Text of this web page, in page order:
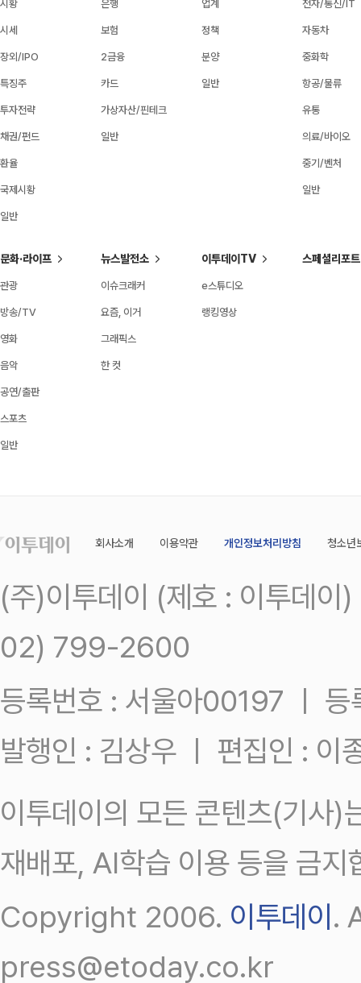
시황
시세
장외/IPO
특징주
투자전략
채권/펀드
환율
국제시황
일반
은행
보험
2금융
카드
가상자산/핀테크
일반
업계
정책
분양
일반
전자/통신/IT
자동차
중화학
항공/물류
유통
의료/바이오
중기/벤처
일반
문화·라이프
관광
방송/TV
영화
음악
공연/출판
스포츠
일반
뉴스발전소
이슈크래커
요즘, 이거
그래픽스
한 컷
이투데이TV
e스튜디오
랭킹영상
스페셜리포트
회사소개 이용약관 개인정보처리방침 청소년
(주)이투데이 (제호 : 이투데
02) 799-2600
등록번호 : 서울아00197 ㅣ
발행인 : 김상우 ㅣ 편집인 : 이
이투데이의 모든 콘텐츠(기사)
재배포, AI학습 이용 등을 금지
Copyright 2006. 이투데이 .
press@etoday.co.kr